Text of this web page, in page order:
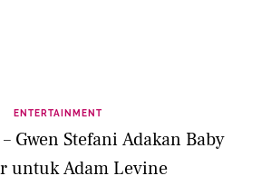
ENTERTAINMENT
Gwen Stefani Adakan Baby
untuk Adam Levine